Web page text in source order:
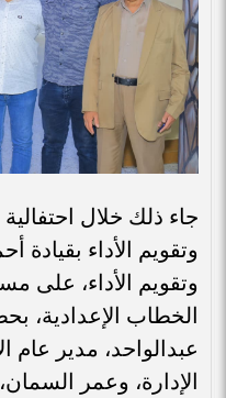
جاء ذلك خلال
وتقويم الأداء بقيادة
وتقويم الأداء،
الخطاب الإعدادية،
عبدالواحد، مدير عام
الإدارة، وعمر